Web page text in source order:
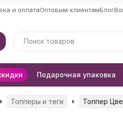
и оплатаОптовым клиентамБлог
Подарочная упаковка
Топперы и теги Топпер